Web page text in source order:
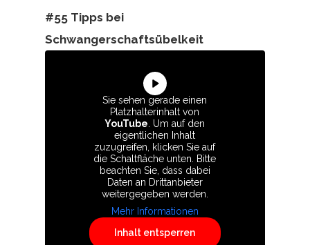
#55 Tipps bei
Schwangerschaftsübelkeit
Sie sehen gerade einen
Platzhalterinhalt von
YouTube. Um auf den
eigentlichen Inhalt
zuzugreifen, klicken Sie auf
die Schaltfläche unten. Bitte
beachten Sie, dass dabei
Daten an Drittanbieter
weitergegeben werden.
Mehr Informationen
Inhalt entsperren